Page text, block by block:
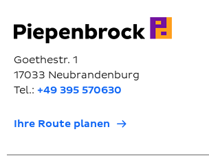
Goethestr. 1
17033 Neubrandenburg
Tel.: +49 395 570630
Ihre Route planen